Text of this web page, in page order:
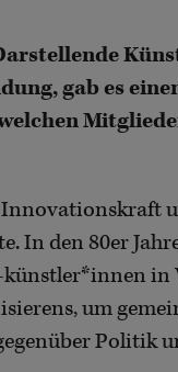
gab es
In den 80er
in
um
Politik